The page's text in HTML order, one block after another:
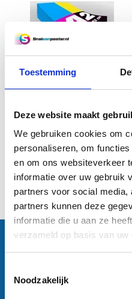
Toestemming
Deze website maakt
We gebruiken cookies om
personaliseren, om
en om ons websiteverkeer
informatie over uw gebruik
partners voor social
partners kunnen deze
informatie die u aan ze
verzameld op basis van
Noodzakelijk
A2 Offset (59,4 x 42 cm)
€0,83
Informatie
Contactgegevens
Sneleenposter.nl
1771 PA Wieringerwerf